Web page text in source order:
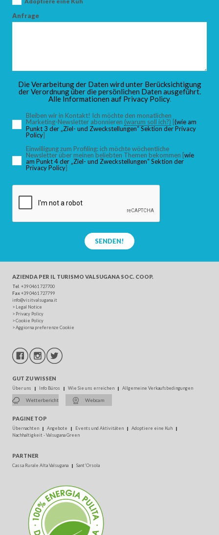
Anfrage
Die Verarbeitung der Daten wird unter Berücksichtigung
der Verordnung über die persönlichen Daten ausgeführt.
Alle Informationen auf Privacy Policy.
Bleiben wir in Kontakt! Ich möchte den monatlichen
Marketing-Newsletter abonnieren (warum soll ich?) [(wie am
Punkt 3 der „Ziel- und Zweckstellungen“ Sektion der Privacy
Policy]
Einwilligung zum Profiling: ich möchte wöchentliche
Newsletter über meinen beliebten Themen bekommen [wie
am Punkt 4 der „Ziel- und Zweckstellungen“ Sektion der
Privacy Policy]
SENDEN!
AZIENDA PER IL TURISMO VALSUGANA SOC. COOP.
Tel . +39 0461 727700
Fax+39 0461 727799
info@visitvalsugana.it
> Legal Notice
> Privacy Policy
>Cookie Policy
>Aggiorna preferenze Cookie
GUT ZU WISSEN
Über uns Info Büros Wie Sie uns erreichen Allgemeine Verkaufsbedingungen
Wetterbericht Webcam
PAGINE TOP
Übernachten Angebote Events und Aktivitäten
Adoptiere eine Kuh
Nachhaltigkeit - Valsugana Green
PARTNER
Cassa Rurale Alta Valsugana Sant'Orsola